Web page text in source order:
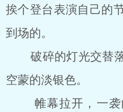
挨个登台表演自己的
到场的。
破碎的灯光交替落
空蒙的淡银色。
帷幕拉开，一袭